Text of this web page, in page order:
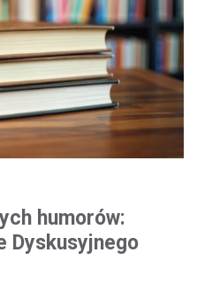
humorów:
Dyskusyjnego